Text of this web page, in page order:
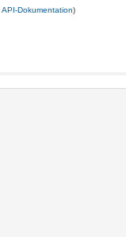
API-Dokumentation)